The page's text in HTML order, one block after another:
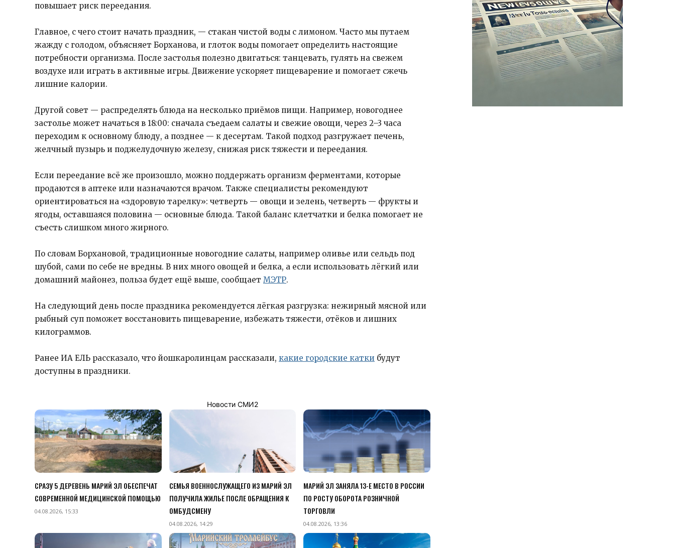
повышает риск переедания.
Главное, с чего стоит начать праздник, — стакан чистой воды с лимоном. Часто мы путаем
жажду с голодом, объясняет Борханова, и глоток воды помогает определить настоящие
потребности организма. После застолья полезно двигаться: танцевать, гулять на свежем
воздухе или играть в активные игры. Движение ускоряет пищеварение и помогает сжечь
лишние калории.
Другой совет — распределять блюда на несколько приёмов пищи. Например, новогоднее
застолье может начаться в 18:00: сначала съедаем салаты и свежие овощи, через 2–3 часа
переходим к основному блюду, а позднее — к десертам. Такой подход разгружает печень,
желчный пузырь и поджелудочную железу, снижая риск тяжести и переедания.
Если переедание всё же произошло, можно поддержать организм ферментами, которые
продаются в аптеке или назначаются врачом. Также специалисты рекомендуют
ориентироваться на «здоровую тарелку»: четверть — овощи и зелень, четверть — фрукты и
ягоды, оставшаяся половина — основные блюда. Такой баланс клетчатки и белка помогает не
съесть слишком много жирного.
По словам Борхановой, традиционные новогодние салаты, например оливье или сельдь под
шубой, сами по себе не вредны. В них много овощей и белка, а если использовать лёгкий или
домашний майонез, польза будет ещё выше, сообщает МЭТР.
На следующий день после праздника рекомендуется лёгкая разгрузка: нежирный мясной или
рыбный суп поможет восстановить пищеварение, избежать тяжести, отёков и лишних
килограммов.
Ранее ИА ЕЛЬ рассказало, что йошкаролинцам рассказали, какие городские катки будут
доступны в праздники.
Новости СМИ2
СРАЗУ 5 ДЕРЕВЕНЬ МАРИЙ ЭЛ ОБЕСПЕЧАТ
СОВРЕМЕННОЙ МЕДИЦИНСКОЙ ПОМОЩЬЮ
04.08.2026, 15:33
СЕМЬЯ ВОЕННОСЛУЖАЩЕГО ИЗ МАРИЙ ЭЛ
ПОЛУЧИЛА ЖИЛЬЕ ПОСЛЕ ОБРАЩЕНИЯ К
ОМБУДСМЕНУ
04.08.2026, 14:29
МАРИЙ ЭЛ ЗАНЯЛА 13-Е МЕСТО В РОССИИ
ПО РОСТУ ОБОРОТА РОЗНИЧНОЙ
ТОРГОВЛИ
04.08.2026, 13:36